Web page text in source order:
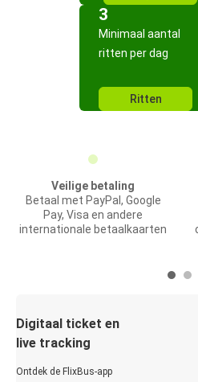
3
Minimaal aantal
ritten per dag
Ritten
Veilige betaling
Betaal met PayPal, Google
Pay, Visa en andere
internationale betaalkaarten
Digitaal ticket en
live tracking
Ontdek de FlixBus-app